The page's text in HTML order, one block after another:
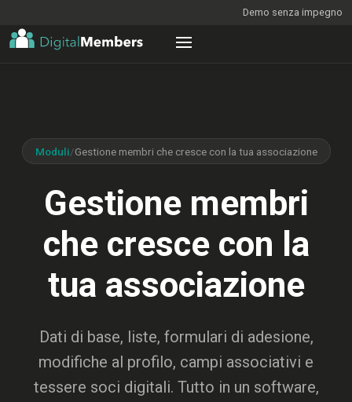
Demo senza impegno
Moduli/Gestione membri che cresce con la tua associazione
Gestione membri
che cresce con la
tua associazione
Dati di base, liste, formulari di adesione,
modifiche al profilo, campi associativi e
tessere soci digitali. Tutto in un software,